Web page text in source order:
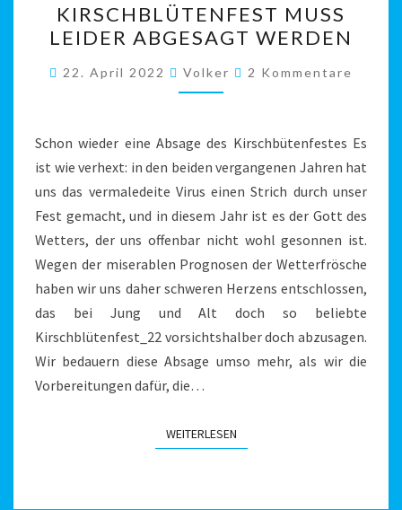
MUSS
LEIDER
ABGESAGT
WERDEN
KIRSCHBLÜTENFEST MUSS
LEIDER ABGESAGT WERDEN
22. April 2022 Volker Kommentare
2 Kommentare
Schon wieder eine Absage des Kirschbütenfestes Es
ist wie verhext: in den beiden vergangenen Jahren hat
uns das vermaledeite Virus einen Strich durch unser
Fest gemacht, und in diesem Jahr ist es der Gott des
Wetters, der uns offenbar nicht wohl gesonnen ist.
Wegen der miserablen Prognosen der Wetterfrösche
haben wir uns daher schweren Herzens entschlossen,
das bei Jung und Alt doch so beliebte
Kirschblütenfest_22 vorsichtshalber doch abzusagen.
Wir bedauern diese Absage umso mehr, als wir die
Vorbereitungen dafür, die…
WEITERLESENWEITERLESEN